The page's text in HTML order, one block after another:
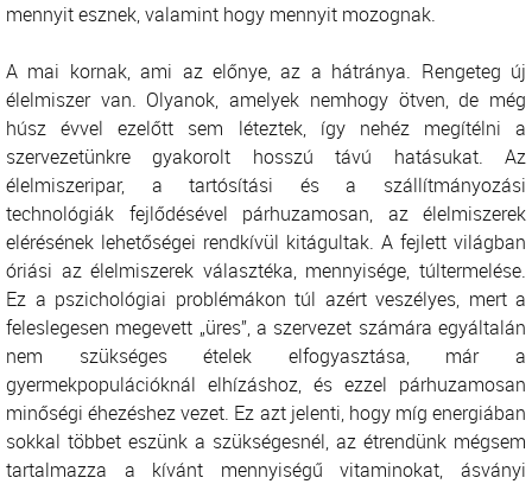
mennyit esznek, valamint hogy mennyit mozognak.
A mai kornak, ami az előnye, az a hátránya. Rengeteg új
élelmiszer van. Olyanok, amelyek nemhogy ötven, de még
húsz évvel ezelőtt sem léteztek, így nehéz megítélni a
szervezetünkre gyakorolt hosszú távú hatásukat. Az
élelmiszeripar, a tartósítási és a szállítmányozási
technológiák fejlődésével párhuzamosan, az élelmiszerek
elérésének lehetőségei rendkívül kitágultak. A fejlett világban
óriási az élelmiszerek választéka, mennyisége, túltermelése.
Ez a pszichológiai problémákon túl azért veszélyes, mert a
feleslegesen megevett „üres”, a szervezet számára egyáltalán
nem szükséges ételek elfogyasztása, már a
gyermekpopulációknál elhízáshoz, és ezzel párhuzamosan
minőségi éhezéshez vezet. Ez azt jelenti, hogy míg energiában
sokkal többet eszünk a szükségesnél, az étrendünk mégsem
tartalmazza a kívánt mennyiségű vitaminokat, ásványi